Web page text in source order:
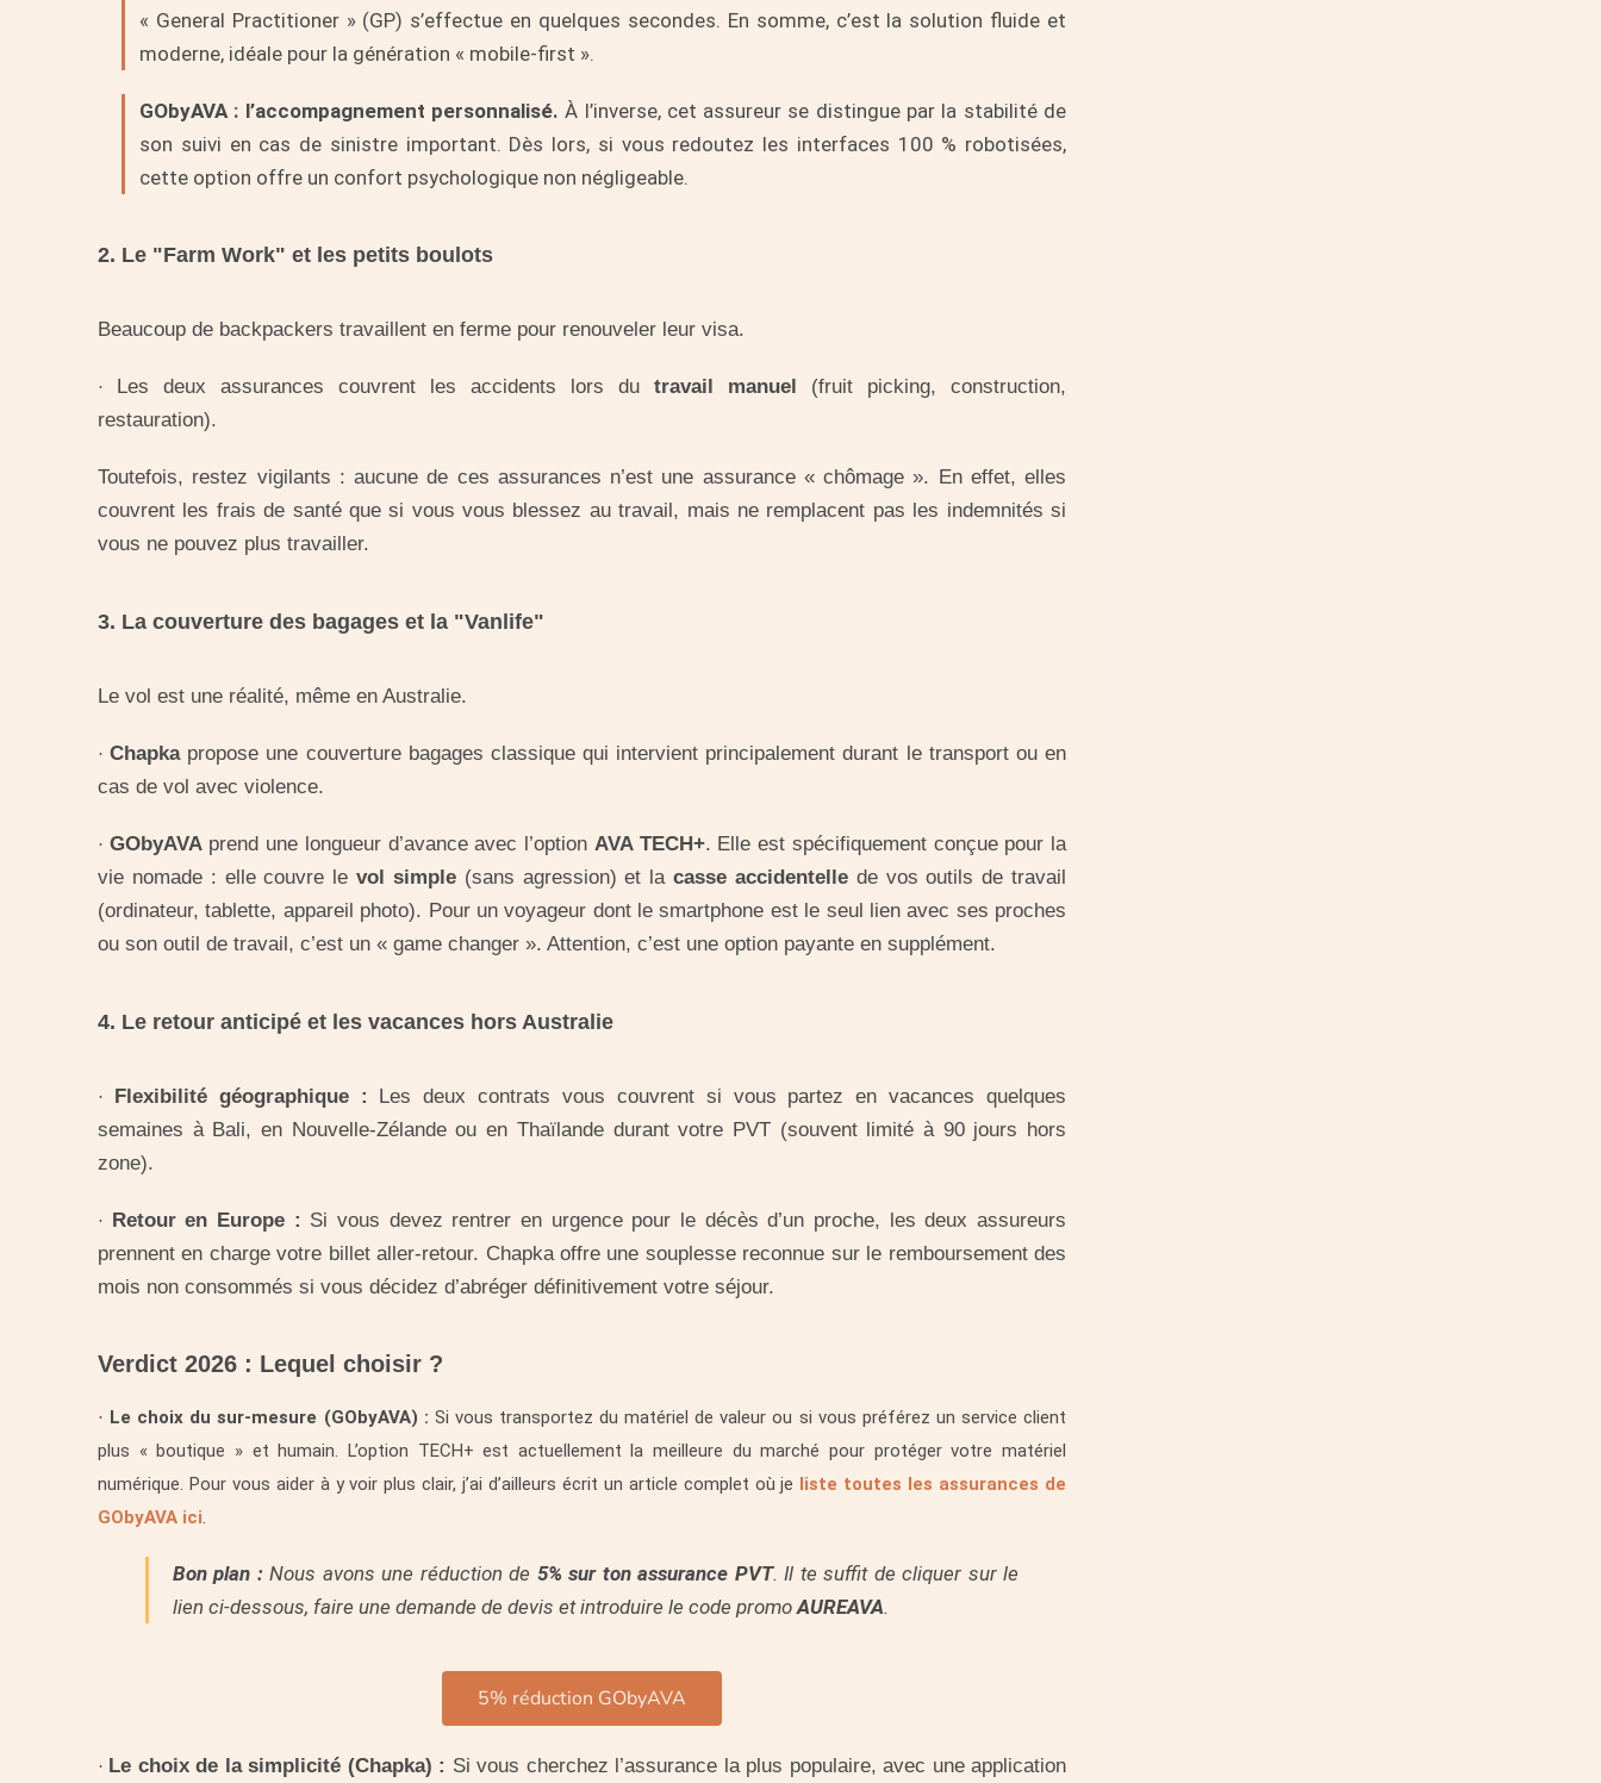
« General Practitioner » (GP) s’effectue en quelques secondes. En somme, c’est la solution fluide et
moderne, idéale pour la génération « mobile-first ».
GObyAVA : l’accompagnement personnalisé. À l’inverse, cet assureur se distingue par la stabilité de
son suivi en cas de sinistre important. Dès lors, si vous redoutez les interfaces 100 % robotisées,
cette option offre un confort psychologique non négligeable.
2. Le "Farm Work" et les petits boulots
Beaucoup de backpackers travaillent en ferme pour renouveler leur visa.
· Les deux assurances couvrent les accidents lors du travail manuel (fruit picking, construction,
restauration).
Toutefois, restez vigilants : aucune de ces assurances n’est une assurance « chômage ». En effet, elles
couvrent les frais de santé que si vous vous blessez au travail, mais ne remplacent pas les indemnités si
vous ne pouvez plus travailler.
3. La couverture des bagages et la "Vanlife"
Le vol est une réalité, même en Australie.
·Chapkapropose une couverture bagages classique qui intervient principalement durant le transport ou en
cas de vol avec violence.
· GObyAVAprend une longueur d’avance avec l’option AVA TECH+. Elle est spécifiquement conçue pour la
vie nomade : elle couvre le vol simple(sans agression) et lacasse accidentellede vos outils de travail
(ordinateur, tablette, appareil photo). Pour un voyageur dont le smartphone est le seul lien avec ses proches
ou son outil de travail, c’est un « game changer ». Attention, c’est une option payante en supplément.
4. Le retour anticipé et les vacances hors Australie
· Flexibilité géographique : Les deux contrats vous couvrent si vous partez en vacances quelques
semaines à Bali, en Nouvelle-Zélande ou en Thaïlande durant votre PVT (souvent limité à 90 jours hors
zone).
· Retour en Europe : Si vous devez rentrer en urgence pour le décès d’un proche, les deux assureurs
prennent en charge votre billet aller-retour. Chapka offre une souplesse reconnue sur le remboursement des
mois non consommés si vous décidez d’abréger définitivement votre séjour.
Verdict 2026 : Lequel choisir ?
· Le choix du sur-mesure (GObyAVA) : Si vous transportez du matériel de valeur ou si vous préférez un service client
plus « boutique » et humain. L’option TECH+ est actuellement la meilleure du marché pour protéger votre matériel
numérique. Pour vous aider à y voir plus clair, j’ai d’ailleurs écrit un article complet où je liste toutes les assurances de
GObyAVA ici.
Bon plan : Nous avons une réduction de 5% sur ton assurance PVT. Il te suffit de cliquer sur le
lien ci-dessous, faire une demande de devis et introduire le code promo AUREAVA.
5% réduction GObyAVA
· Le choix de la simplicité (Chapka) : Si vous cherchez l’assurance la plus populaire, avec une application